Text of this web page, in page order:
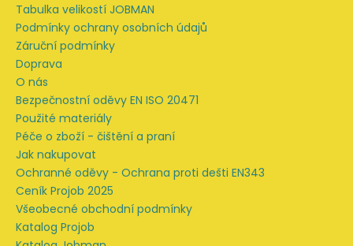
Tabulka velikostí JOBMAN
Podmínky ochrany osobních údajů
Záruční podmínky
Doprava
O nás
Bezpečnostní oděvy EN ISO 20471
Použité materiály
Péče o zboží - čištění a praní
Jak nakupovat
Ochranné oděvy - Ochrana proti dešti EN343
Ceník Projob 2025
Všeobecné obchodní podmínky
Katalog Projob